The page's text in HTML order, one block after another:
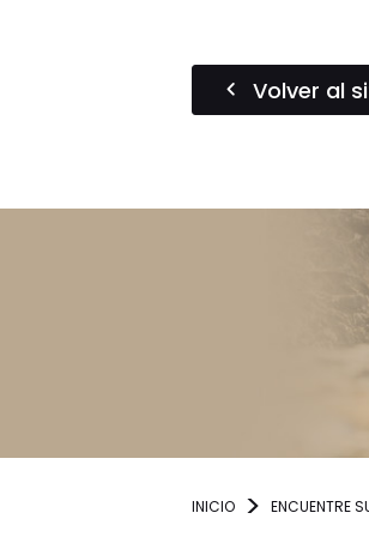
Volver al
INICIO ENCUENTRE